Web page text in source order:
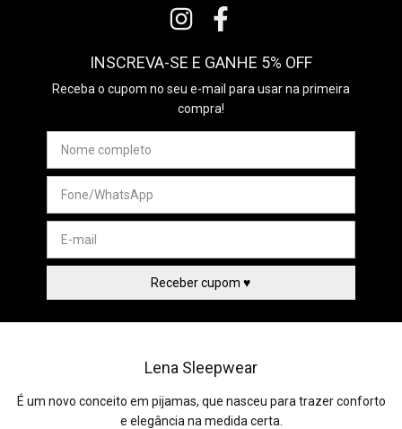
INSCREVA-SE E GANHE 5% OFF
Receba o cupom no seu e-mail para usar na primeira
compra!
Lena Sleepwear
É um novo conceito em pijamas, que nasceu para trazer conforto
e elegância na medida certa.